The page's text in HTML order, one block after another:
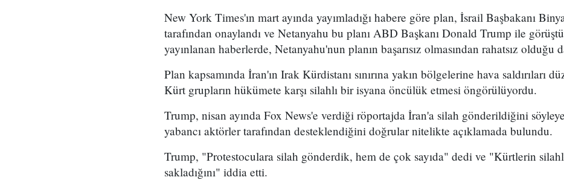
New York Times'ın mart ayında yayımladığı habere göre plan, İsrail Başbakanı
tarafından onaylandı ve Netanyahu bu planı ABD Başkanı Donald Trump ile
yayınlanan haberlerde, Netanyahu'nun planın başarısız olmasından rahatsız olduğu
Plan kapsamında İran'ın Irak Kürdistanı sınırına yakın bölgelerine hava saldırıları
Kürt grupların hükümete karşı silahlı bir isyana öncülük etmesi öngörülüyordu.
Trump, nisan ayında Fox News'e verdiği röportajda İran'a silah gönderildiğini
yabancı aktörler tarafından desteklendiğini doğrular nitelikte açıklamada bulundu.
Trump, "Protestoculara silah gönderdik, hem de çok sayıda" dedi ve "Kürtlerin
sakladığını" iddia etti.